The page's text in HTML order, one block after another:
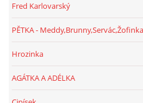
Fred Karlovarský
PĚTKA -
Hrozinka
AGÁTKA A ADÉLKA